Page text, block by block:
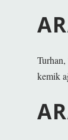
kemik